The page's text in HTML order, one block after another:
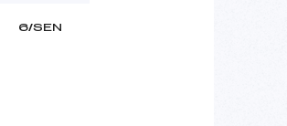
6/SEN